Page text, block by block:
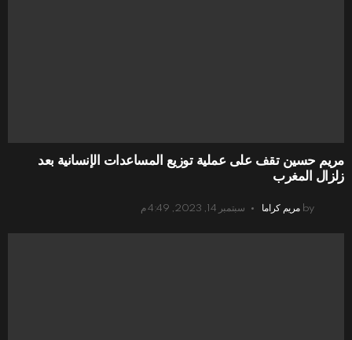
مريم حسين تقف على عملية توزيع المساعدات الإنسانية بعد
زلزال المغرب
by مريم كراما سبتمبر 14, 2023, 4:49 م